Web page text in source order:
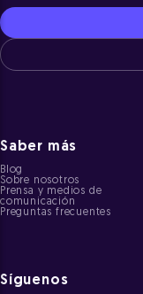
Saber más
Blog
Sobre nosotros
Prensa y medios de
comunicación
Preguntas frecuentes
Síguenos